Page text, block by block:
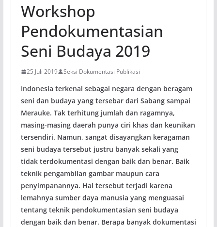
Workshop
Pendokumentasian
Seni Budaya 2019
25 Juli 2019 Seksi Dokumentasi Publikasi
Indonesia terkenal sebagai negara dengan beragam
seni dan budaya yang tersebar dari Sabang sampai
Merauke. Tak terhitung jumlah dan ragamnya,
masing-masing daerah punya ciri khas dan keunikan
tersendiri. Namun, sangat disayangkan keragaman
seni budaya tersebut justru banyak sekali yang
tidak terdokumentasi dengan baik dan benar. Baik
teknik pengambilan gambar maupun cara
penyimpanannya. Hal tersebut terjadi karena
lemahnya sumber daya manusia yang menguasai
tentang teknik pendokumentasian seni budaya
dengan baik dan benar. Berapa banyak dokumentasi